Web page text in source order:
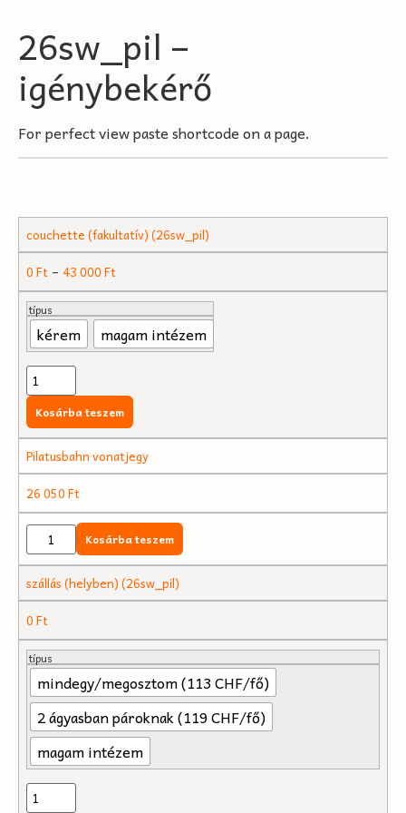
26sw_pil –
igénybekérő
For perfect view paste shortcode on a page.
couchette (fakultatív) (26sw_pil)
0Ft – 43 000Ft
típus
kérem magam intézem
Kosárba teszem
Pilatusbahn vonatjegy
26 050Ft
Kosárba teszem
szállás (helyben) (26sw_pil)
0Ft
típus
mindegy/megosztom (113 CHF/fő)
2 ágyasban pároknak (119 CHF/fő)
magam intézem